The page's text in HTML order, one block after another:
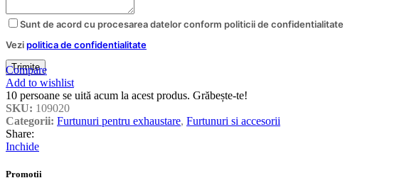
Sunt de acord cu procesarea datelor conform politicii de confidentialitate
Vezipolitica de confidentialitate
Trimite
Compare
Add to wishlist
10 persoane se uită acum la acest produs. Grăbește-te!
SKU: 109020
Categorii: Furtunuri pentru exhaustare, Furtunuri si accesorii
Share:
Inchide
Promotii